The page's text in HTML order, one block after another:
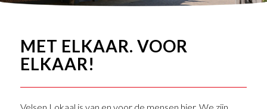
MET ELKAAR. VOOR
ELKAAR!